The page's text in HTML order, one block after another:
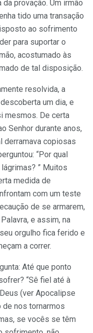
pro­vação. Um irmão
tido uma transação
ao sofrimento
para suportar o
acostumado às
de tal disposição.
resolvida, a
um dia, e
mesmos. De certa
Senhor durante anos,
derramava copiosas
“Por qual
” Muitos
medida de
com um teste
de se armarem,
e assim, na
orgulho fica ferido e
a correr.
Até que ponto
“Sê fiel até à
(ver Apocalipse
de nos tornarmos
se vocês se têm